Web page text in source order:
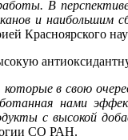
В
и
в свою
нами
с высокой
СО РАН.